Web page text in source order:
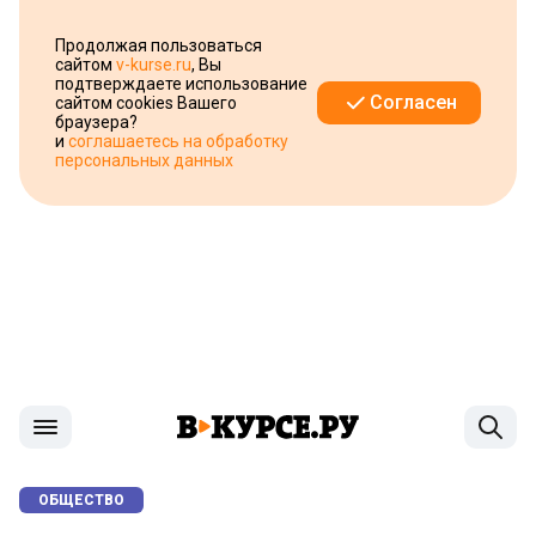
Продолжая пользоваться
сайтом v-kurse.ru, Вы
подтверждаете использование
сайтом cookies Вашего
браузера?
и соглашаетесь на обработку
персональных данных
Согласен
ОБЩЕСТВО